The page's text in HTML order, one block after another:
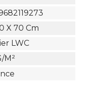
X 70 Cm
LWC
m²